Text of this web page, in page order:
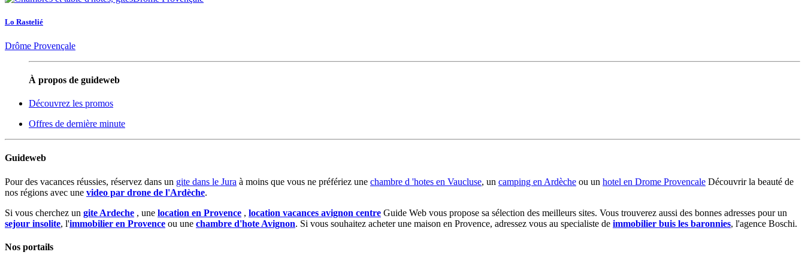
Lo Rastelié
Drôme Provençale
À propos de guideweb
Découvrez les promos
Offres de dernière minute
Guideweb
Pour des vacances réussies, réservez dans un gite dans le Jura à moins que vous ne préfériez une chambre d 'hotes en Vaucluse, un camping en Ardèche ou un hotel en Drome Provencale Découvrir la beauté de
nos régions avec une video par drone de l'Ardèche.
Si vous cherchez un gite Ardeche , une location en Provence , location vacances avignon centre Guide Web vous propose sa sélection des meilleurs sites. Vous trouverez aussi des bonnes adresses pour un
sejour insolite, l'immobilier en Provence ou une chambre d'hote Avignon. Si vous souhaitez acheter une maison en Provence, adressez vous au specialiste de immobilier buis les baronnies, l'agence Boschi.
Nos portails